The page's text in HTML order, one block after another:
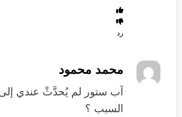
رد
محمد محمود
آب ستور لم يُحدَّثْ عندي إلى
السبب ؟